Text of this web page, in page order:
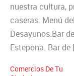
nuestra cultura,
caseras. Menú
Desayunos.Bar
Estepona. Bar de
Comercios De Tu